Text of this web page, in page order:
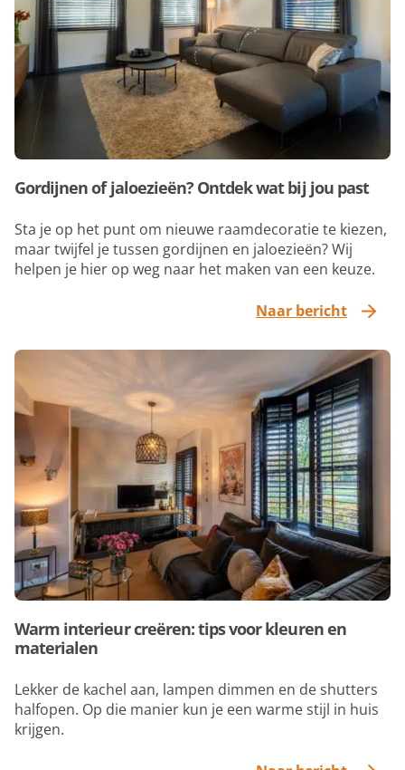
Gordijnen of jaloezieën? Ontdek wat bij jou past
Sta je op het punt om nieuwe raamdecoratie te kiezen,
maar twijfel je tussen gordijnen en jaloezieën? Wij
helpen je hier op weg naar het maken van een keuze.
Naar bericht
Warm interieur creëren: tips voor kleuren en
materialen
Lekker de kachel aan, lampen dimmen en de shutters
halfopen. Op die manier kun je een warme stijl in huis
krijgen.